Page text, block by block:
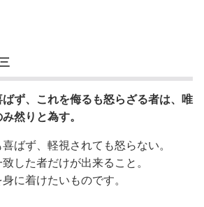
ず、これを侮るも怒らざる者は、唯
然りと為す。
ばず、軽視されても怒らない。
した者だけが出来ること。
に着けたいものです。